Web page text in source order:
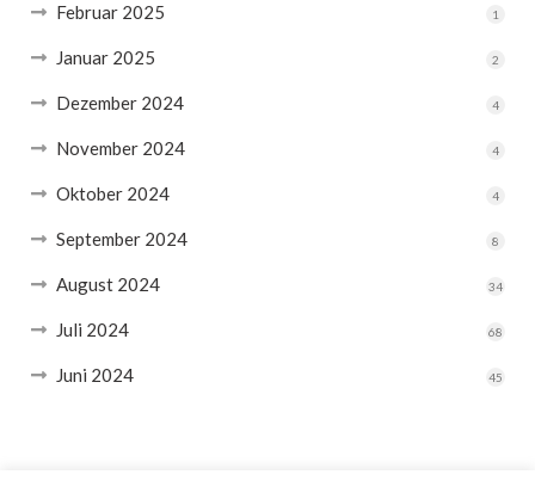
Februar 2025 1
Januar 2025 2
Dezember 2024 4
November 2024 4
Oktober 2024 4
September 2024 8
August 2024 34
Juli 2024 68
Juni 2024 45